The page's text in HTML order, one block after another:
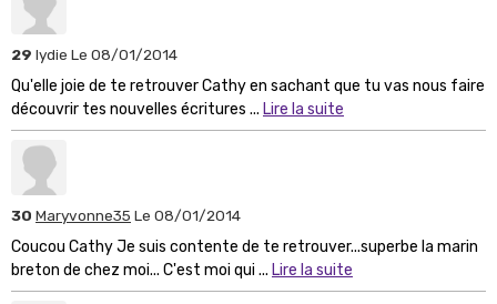
29 lydie Le 08/01/2014
Qu'elle joie de te retrouver Cathy en sachant que tu vas nous faire
découvrir tes nouvelles écritures ... Lire la suite
30 Maryvonne35 Le 08/01/2014
Coucou Cathy Je suis contente de te retrouver...superbe la marin
breton de chez moi... C'est moi qui ... Lire la suite